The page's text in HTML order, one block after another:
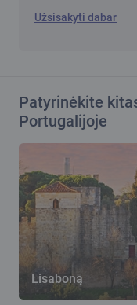
Užsisakyti dabar
Patyrinėkite
Portugalijoje
Lisaboną